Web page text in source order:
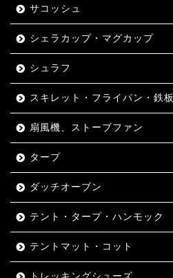
サコッシュ
シェラカップ・マグカップ
シュラフ
スキレット・フライパン・鉄板
扇風機、ストーブファン
タープ
ダッチオーブン
テント・タープ・ハンモック
テントマット・コット